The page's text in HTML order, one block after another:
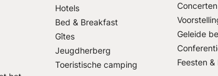
Hotels
Bed & Breakfast
Gîtes
Jeugdherberg
Toeristische camping
Concerten
Geleide
Feesten &